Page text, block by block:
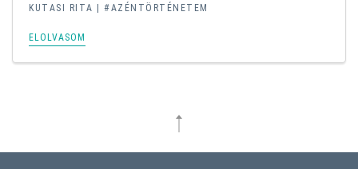
KUTASI RITA | #AZÉNTÖRTÉNETEM
ELOLVASOM